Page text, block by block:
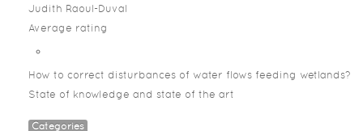
Judith Raoul-Duval
Average rating
How to correct disturbances of water flows feeding wetlands?
State of knowledge and state of the art
Categories